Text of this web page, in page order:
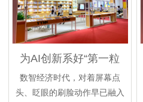
为AI创新系好“第一粒
扣子”
数智经济时代，对着屏幕点
头、眨眼的刷脸动作早已融入